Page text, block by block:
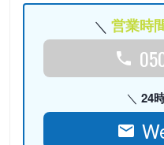
営業時
24